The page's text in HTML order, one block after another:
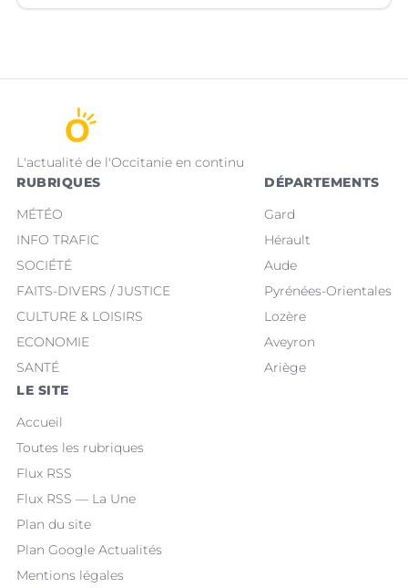
L'actualité de l'Occitanie en continu
RUBRIQUES
MÉTÉO
INFO TRAFIC
SOCIÉTÉ
FAITS-DIVERS / JUSTICE
CULTURE & LOISIRS
ECONOMIE
SANTÉ
DÉPARTEMENTS
Gard
Hérault
Aude
Pyrénées-Orientales
Lozère
Aveyron
Ariège
LE SITE
Accueil
Toutes les rubriques
Flux RSS
Flux RSS — La Une
Plan du site
Plan Google Actualités
Mentions légales